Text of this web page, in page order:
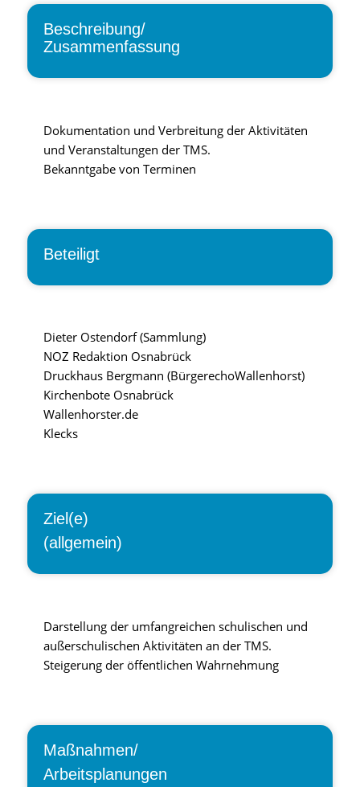
Beschreibung/
Zusammenfassung
Dokumentation und Verbreitung der Aktivitäten
und Veranstaltungen der TMS.
Bekanntgabe von Terminen
Beteiligt
Dieter Ostendorf (Sammlung)
NOZ Redaktion Osnabrück
Druckhaus Bergmann (BürgerechoWallenhorst)
Kirchenbote Osnabrück
Wallenhorster.de
Klecks
Ziel(e)
(allgemein)
Darstellung der umfangreichen schulischen und
außerschulischen Aktivitäten an der TMS.
Steigerung der öffentlichen Wahrnehmung
Maßnahmen/
Arbeitsplanungen